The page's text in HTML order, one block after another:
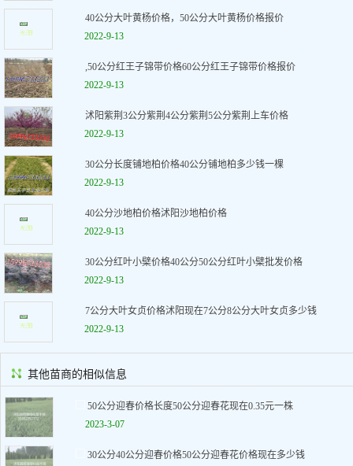
40公分大叶黄杨价格，50公分大叶黄杨价格报价
2022-9-13
,50公分红王子锦带价格60公分红王子锦带价格报价
2022-9-13
沭阳紫荆3公分紫荆4公分紫荆5公分紫荆上车价格
2022-9-13
30公分长度铺地柏价格40公分铺地柏多少钱一棵
2022-9-13
40公分沙地柏价格沭阳沙地柏价格
2022-9-13
30公分红叶小檗价格40公分50公分红叶小檗批发价格
2022-9-13
7公分大叶女贞价格沭阳现在7公分8公分大叶女贞多少钱
2022-9-13
其他苗商的相似信息
50公分迎春价格长度50公分迎春花现在0.35元一株
2023-3-07
30公分40公分迎春价格50公分迎春花价格现在多少钱